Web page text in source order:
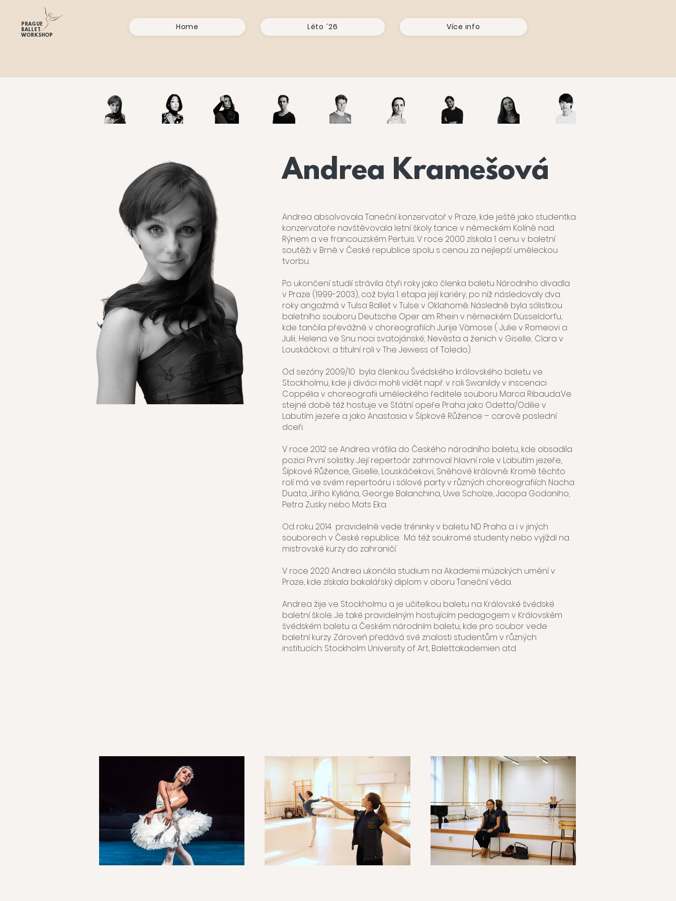
PRAGUE
BALLET
WORKSHOP
Home Léto ´26 Více info
Andrea Kramešová
Andrea absolvovala Taneční konzervatoř v Praze, kde ještě jako studentka
konzervatoře navštěvovala letní školy tance v německém Kolíně nad
Rýnem a ve francouzském Pertuis. V roce 2000 získala 1. cenu v baletní
soutěži v Brně v České republice spolu s cenou za nejlepší uměleckou
tvorbu.
Po ukončení studií strávila čtyři roky jako členka baletu Národního divadla
v Praze (1999-2003), což byla 1. etapa její kariéry, po níž následovaly dva
roky angažmá v Tulsa Ballet v Tulse v Oklahomě. Následně byla sólistkou
baletního souboru Deutsche Oper am Rhein v německém Düsseldorfu,
kde tančila převážně v choreografiích Jurije Vàmose ( Julie v Romeovi a
Julii; Helena ve Snu noci svatojánské; Nevěsta a ženich v Giselle; Clara v
Louskáčkovi; a titulní roli v The Jewess of Toledo).
Od sezóny 2009/10 byla členkou Švédského královského baletu ve
Stockholmu, kde ji diváci mohli vidět např. v roli Swanildy v inscenaci
Coppélia v choreografii uměleckého ředitele souboru Marca Ribauda.Ve
stejné době též hostuje ve Státní opeře Praha jako Odetta/Odilie v
Labutím jezeře a jako Anastasia v Šípkové Růžence – carově poslední
dceři.
V roce 2012 se Andrea vrátila do Českého národního baletu, kde obsadila
pozici První solistky. Její repertoár zahrnoval hlavní role v Labutím jezeře,
Šípkové Růžence, Giselle, Louskáčekovi, Sněhové královně. Kromě těchto
rolí má ve svém repertoáru i sólové party v různých choreografiích Nacha
Duata, Jiřího Kyliána, George Balanchina, Uwe Scholze, Jacopa Godaniho,
Petra Zusky nebo Mats Eka.
Od roku 2014 pravidelně vede tréninky v baletu ND Praha a i v jiných
souborech v České republice. Má též soukromé studenty nebo vyjíždí na
mistrovské kurzy do zahraničí.
V roce 2020 Andrea ukončila studium na Akademii múzických umění v
Praze, kde získala bakalářský diplom v oboru Taneční věda.
Andrea žije ve Stockholmu a je učitelkou baletu na Královské švédské
baletní škole. Je také pravidelným hostujícím pedagogem v Královském
švédském baletu a Českém národním baletu, kde pro soubor vede
baletní kurzy. Zároveň předává své znalosti studentům v různých
institucích: Stockholm University of Art, Balettakademien atd.